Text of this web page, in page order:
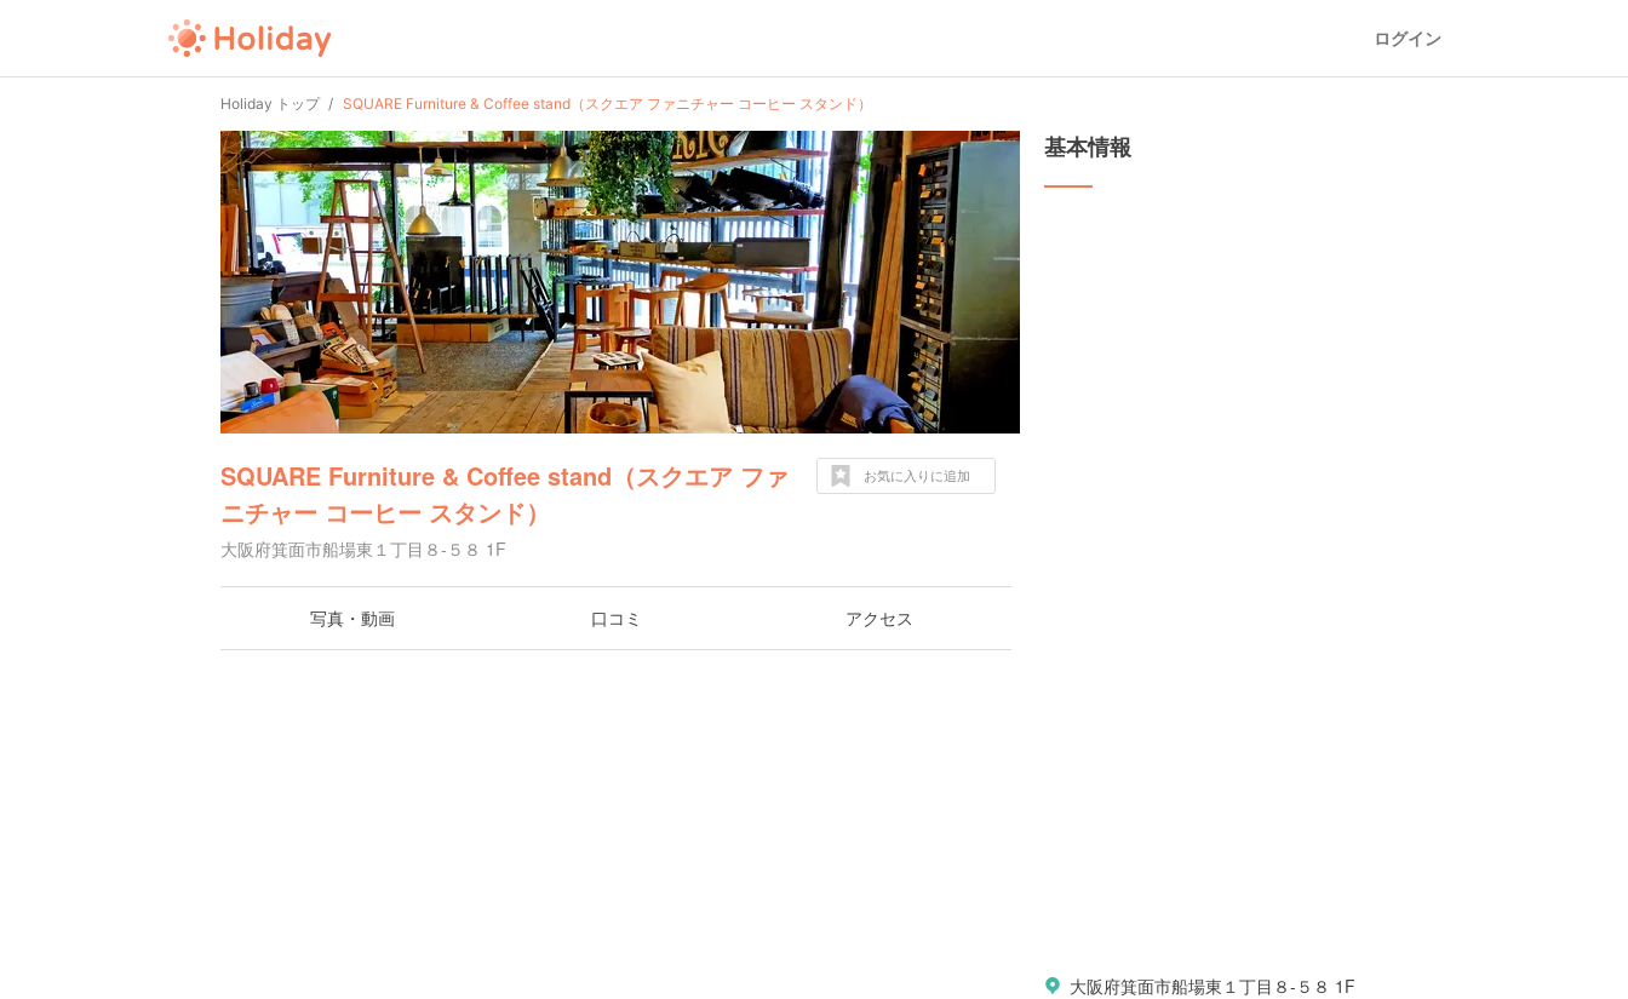
ログイン
Holiday トップ SQUARE Furniture & Coffee stand（スクエア ファニチャー コーヒー スタンド）
SQUARE Furniture & Coffee stand（スクエア ファ
ニチャー コーヒー スタンド）
大阪府箕面市船場東１丁目８-５８ 1F
お気に入りに追加
写真・動画 口コミ アクセス
基本情報
大阪府箕面市船場東１丁目８-５８ 1F